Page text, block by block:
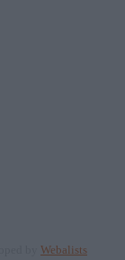
Webalists